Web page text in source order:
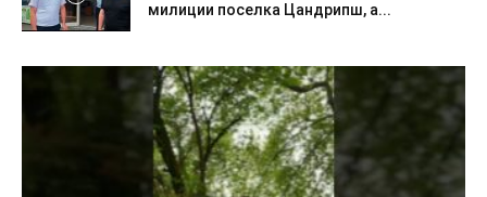
милиции поселка Цандрипш, а...